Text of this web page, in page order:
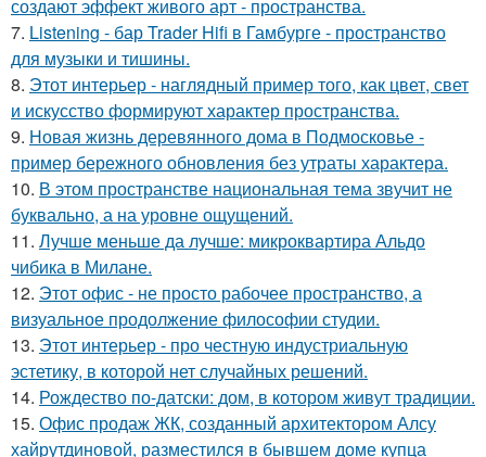
создают эффект живого арт - пространства.
7. Listening - бар Trader Hifi в Гамбурге - пространство
для музыки и тишины.
8. Этот интерьер - наглядный пример того, как цвет, свет
и искусство формируют характер пространства.
9. Новая жизнь деревянного дома в Подмосковье -
пример бережного обновления без утраты характера.
10. В этом пространстве национальная тема звучит не
буквально, а на уровне ощущений.
11. Лучше меньше да лучше: микроквартира Альдо
чибика в Милане.
12. Этот офис - не просто рабочее пространство, а
визуальное продолжение философии студии.
13. Этот интерьер - про честную индустриальную
эстетику, в которой нет случайных решений.
14. Рождество по-датски: дом, в котором живут традиции.
15. Офис продаж ЖК, созданный архитектором Алсу
хайрутдиновой, разместился в бывшем доме купца